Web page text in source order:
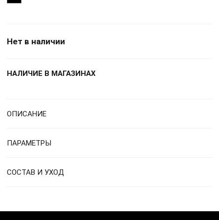
Нет в наличии
НАЛИЧИЕ В МАГАЗИНАХ
ОПИСАНИЕ
ПАРАМЕТРЫ
СОСТАВ И УХОД